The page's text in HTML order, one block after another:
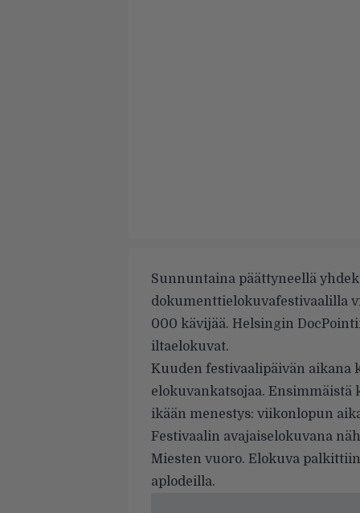
Sunnuntaina päättyneellä
dokumenttielokuvafestivaalilla
000 kävijää. Helsingin
iltaelokuvat.
Kuuden festivaalipäivän aikana
elokuvankatsojaa.
ikään menestys: viikonlopun
Festivaalin avajaiselokuvana
Miesten vuoro. Elokuva
aplodeilla.